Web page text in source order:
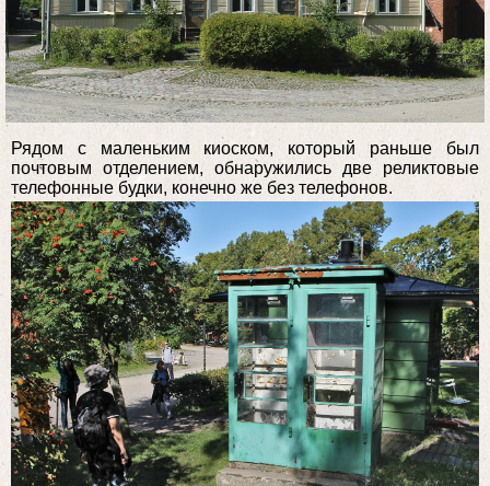
Рядом с маленьким киоском, который раньше был
почтовым отделением, обнаружились две реликтовые
телефонные будки, конечно же без телефонов.